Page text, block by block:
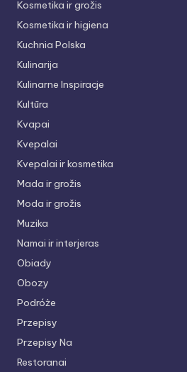
Kosmetika ir grožis
Kosmetika ir higiena
Kuchnia Polska
Kulinarija
Kulinarne Inspiracje
Kultūra
Kvapai
Kvepalai
Kvepalai ir kosmetika
Mada ir grožis
Moda ir grožis
Muzika
Namai ir interjeras
Obiady
Obozy
Podróże
Przepisy
Przepisy Na
Restoranai